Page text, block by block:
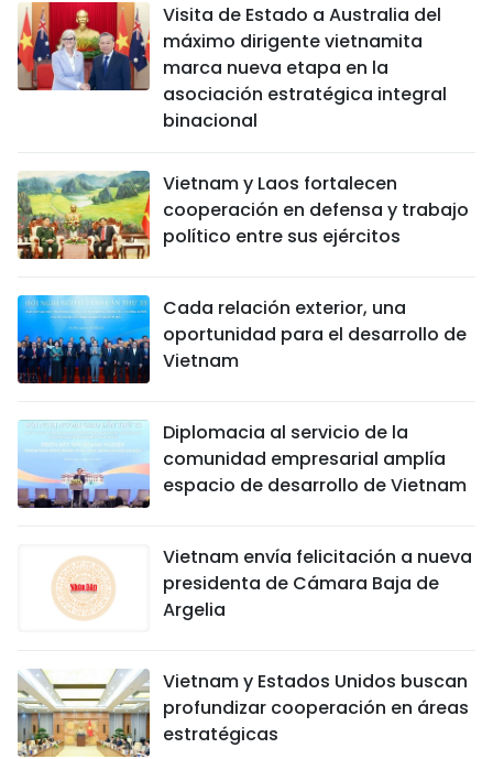
Visita de Estado a Australia del
máximo dirigente vietnamita
marca nueva etapa en la
asociación estratégica integral
binacional
Vietnam y Laos fortalecen
cooperación en defensa y trabajo
político entre sus ejércitos
Cada relación exterior, una
oportunidad para el desarrollo de
Vietnam
Diplomacia al servicio de la
comunidad empresarial amplía
espacio de desarrollo de Vietnam
Vietnam envía felicitación a nueva
presidenta de Cámara Baja de
Argelia
Vietnam y Estados Unidos buscan
profundizar cooperación en áreas
estratégicas